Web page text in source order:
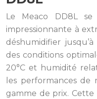
Le Meaco DD8L
impressionnante à
déshumidifier
des conditions
20°C et humidité
les performances
gamme de prix.